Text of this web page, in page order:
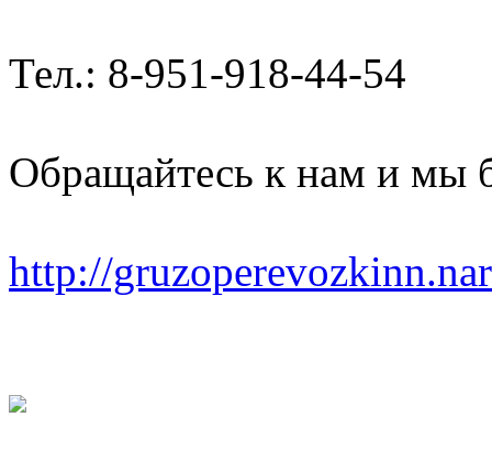
Тел.: 8-951-918-44-54
Обращайтесь к нам и мы
http://